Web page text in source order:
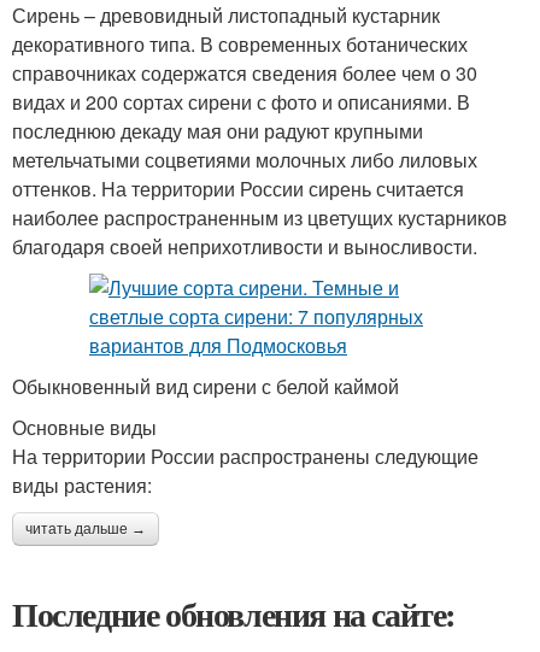
Сирень – древовидный листопадный кустарник
декоративного типа. В современных ботанических
справочниках содержатся сведения более чем о 30
видах и 200 сортах сирени с фото и описаниями. В
последнюю декаду мая они радуют крупными
метельчатыми соцветиями молочных либо лиловых
оттенков. На территории России сирень считается
наиболее распространенным из цветущих кустарников
благодаря своей неприхотливости и выносливости.
Обыкновенный вид сирени с белой каймой
Основные виды
На территории России распространены следующие
виды растения:
читать дальше →
Последние обновления на сайте: